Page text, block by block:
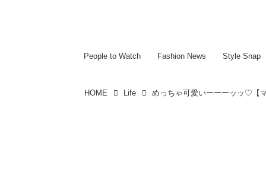
People to Watch Fashion News Style Snap
HOME Life